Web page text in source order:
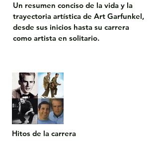
Un resumen conciso de la vida y la
trayectoria artística de Art Garfunkel,
desde sus inicios hasta su carrera
como artista en solitario.
Hitos de la carrera